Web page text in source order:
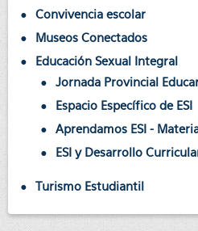
Convivencia escolar
Museos Conectados
Educación Sexual Integral
Jornada Provincial
Espacio Específico de ESI
Aprendamos ESI -
ESI y Desarrollo
Turismo Estudiantil